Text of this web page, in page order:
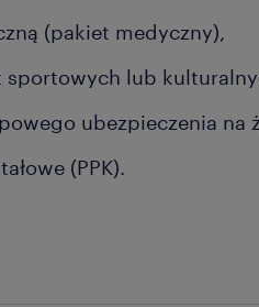
(pakiet medyczny),
sportowych lub
ubezpieczenia na
(PPK).